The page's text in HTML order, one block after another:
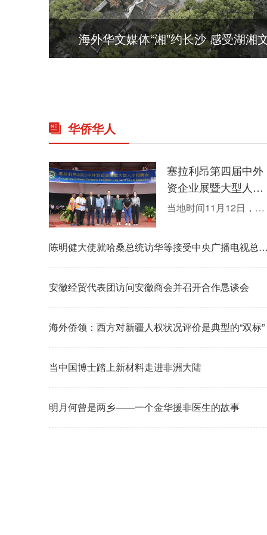
华侨华人
塞拉利昂第四届中外
资企业展暨大型人才
招聘会成功举办
当地时间11月12日，塞拉利昂大学孔子学院与塞拉利昂大学弗拉湾学院联合举办的塞拉利昂第四届中外资企业展暨大型人才招聘会在弗拉湾学院安菲尔广场成功举行。本次招聘会共有50余家在塞企业参会，为人才提供就业岗位600余个。 中国驻塞大使馆临时代办李小勇、
陈明健大使就哈桑总统访华等接受中央
安徽经贸代表团访问安徽商会并召开合作恳谈会
海外侨领：西方对新疆人权状况评价是典型的“双标”
当中国博士踏上新材料走进非洲大陆
明月何曾是两乡——一个金华援非医生的故事